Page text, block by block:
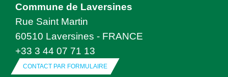
Commune de Laversines
Rue Saint Martin
60510 Laversines - FRANCE
+33 3 44 07 71 13
CONTACT PAR FORMULAIRE